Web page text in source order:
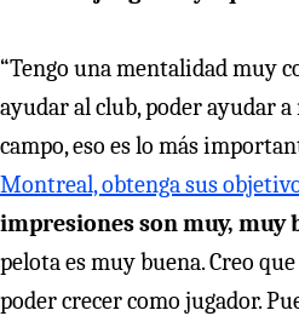
“Tengo una mentalidad muy
ayudar al club, poder ayudar
campo, eso es lo más
Montreal, obtenga sus
impresiones son muy, muy
pelota es muy buena. Creo
poder crecer como jugador.